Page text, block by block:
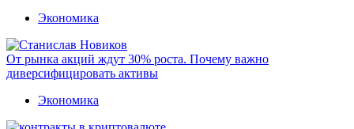
Экономика
От рынка акций ждут 30% роста. Почему важно
диверсифицировать активы
Экономика